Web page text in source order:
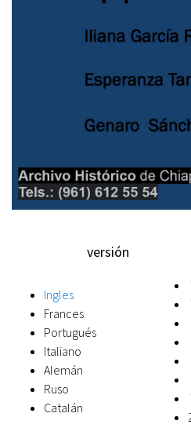
versión
Ingles
Frances
Portugués
Italiano
Alemán
Ruso
Catalán